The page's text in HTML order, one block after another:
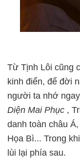
Từ Tịnh Lôi cũng
kinh điển, để đời
người ta nhớ
Diện Mai Phục ,
danh toàn châu
Họa Bì... Trong
lùi lại phía sau.